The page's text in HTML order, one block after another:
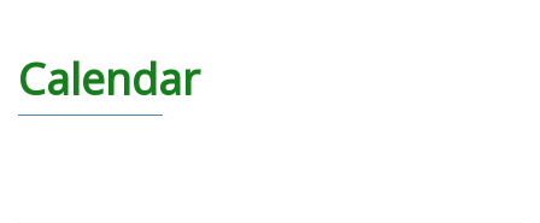
Calendar